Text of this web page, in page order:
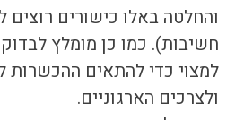
והחלטה באלו כישורים
חשיבות). כמו כן מומלץ
למצוי כדי להתאים ההכשרות
ולצרכים הארגוניים.